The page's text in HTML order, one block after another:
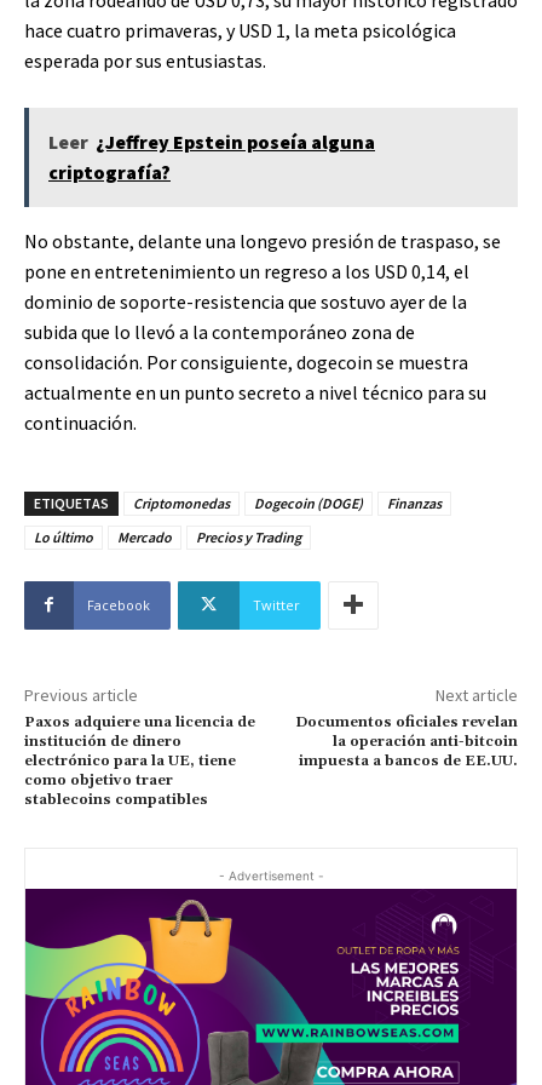
hace cuatro primaveras, y USD 1, la meta psicológica
esperada por sus entusiastas.
Leer ¿Jeffrey Epstein poseía alguna
criptografía?
No obstante, delante una longevo presión de traspaso, se
pone en entretenimiento un regreso a los USD 0,14, el
dominio de soporte-resistencia que sostuvo ayer de la
subida que lo llevó a la contemporáneo zona de
consolidación. Por consiguiente, dogecoin se muestra
actualmente en un punto secreto a nivel técnico para su
continuación.
ETIQUETAS Criptomonedas Dogecoin (DOGE)
Finanzas
Lo último
Mercado Precios y Trading
Facebook Twitter
Previous article
Paxos adquiere una licencia de
institución de dinero
electrónico para la UE, tiene
como objetivo traer
stablecoins compatibles
Next article
Documentos oficiales revelan
la operación anti-bitcoin
impuesta a bancos de EE.UU.
- Advertisement -